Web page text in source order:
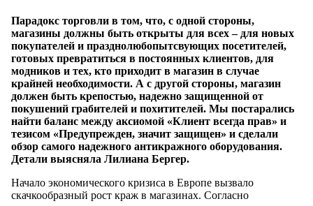
Парадокс торговли в том, что, с одной стороны,
магазины должны быть открыты для всех – для новых
покупателей и празднолюбопытсвующих посетителей,
готовых превратиться в постоянных клиентов, для
модников и тех, кто приходит в магазин в случае
крайней необходимости. А с другой стороны, магазин
должен быть крепостью, надежно защищенной от
покушений грабителей и похитителей. Мы постарались
найти баланс между аксиомой «Клиент всегда прав» и
тезисом «Предупрежден, значит защищен» и сделали
обзор самого надежного антикражного оборудования.
Детали выясняла Лилиана Бергер.
Начало экономического кризиса в Европе вызвало
скачкообразный рост краж в магазинах. Согласно